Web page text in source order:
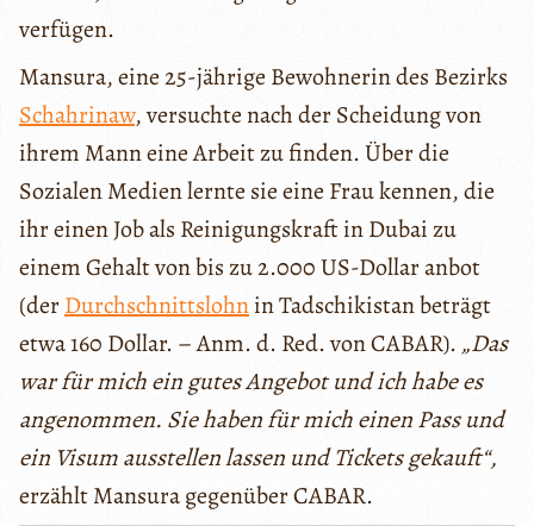
verfügen.
Mansura, eine 25-jährige Bewohnerin des Bezirks
Schahrinaw, versuchte nach der Scheidung von
ihrem Mann eine Arbeit zu finden. Über die
Sozialen Medien lernte sie eine Frau kennen, die
ihr einen Job als Reinigungskraft in Dubai zu
einem Gehalt von bis zu 2.000 US-Dollar anbot
(derDurchschnittslohnin Tadschikistan beträgt
etwa 160 Dollar. – Anm. d. Red. von CABAR). „Das
war für mich ein gutes Angebot und ich habe es
angenommen. Sie haben für mich einen Pass und
ein Visum ausstellen lassen und Tickets gekauft“,
erzählt Mansura gegenüber CABAR.